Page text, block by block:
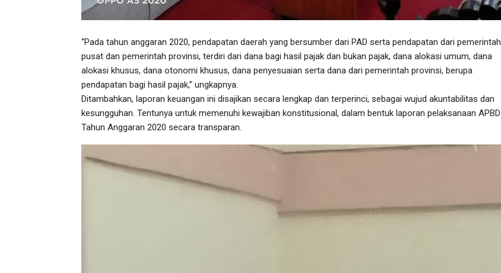
“Pada tahun anggaran 2020, pendapatan daerah yang bersumber dari PAD serta pendapatan dari pemerintah
pusat dan pemerintah provinsi, terdiri dari dana bagi hasil pajak dan bukan pajak, dana alokasi umum, dana
alokasi khusus, dana otonomi khusus, dana penyesuaian serta dana dari pemerintah provinsi, berupa
pendapatan bagi hasil pajak,” ungkapnya.
Ditambahkan, laporan keuangan ini disajikan secara lengkap dan terperinci, sebagai wujud akuntabilitas dan
kesungguhan. Tentunya untuk memenuhi kewajiban konstitusional, dalam bentuk laporan pelaksanaan APBD
Tahun Anggaran 2020 secara transparan.